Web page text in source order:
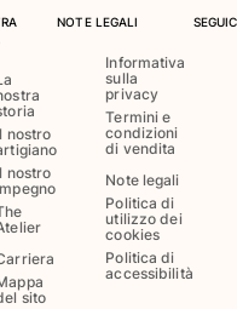
nostro
nostro
sito
NOTE LEGALI
Informativa
sulla
privacy
Termini e
condizioni
di vendita
Note legali
Politica di
utilizzo dei
cookies
Politica di
accessibilità